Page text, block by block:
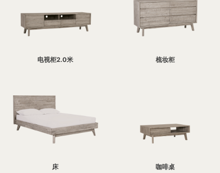
电视柜2.0米 梳妆柜
床 咖啡桌